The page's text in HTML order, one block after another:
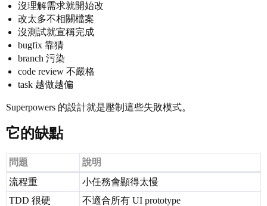
- Runs baseline tests
Agent:
I'm using subagent-driven-development to execute the
Agent actions:
- Subagent implements Task 1
- Spec reviewer checks requirement compliance
- Repeat for every task
- Runs lint/typecheck/build
- Requests final review
沒理解需求就開始改
改太多不相關檔案
沒測試就宣稱完成
bugfix 靠猜
branch 污染
code review 不嚴格
task 越做越偏
Superpowers 的設計就是壓制這些失敗模式。
它的缺點
問題
說明
流程重
小任務會顯得太慢
TDD 很硬
不適合所有 UI prototype